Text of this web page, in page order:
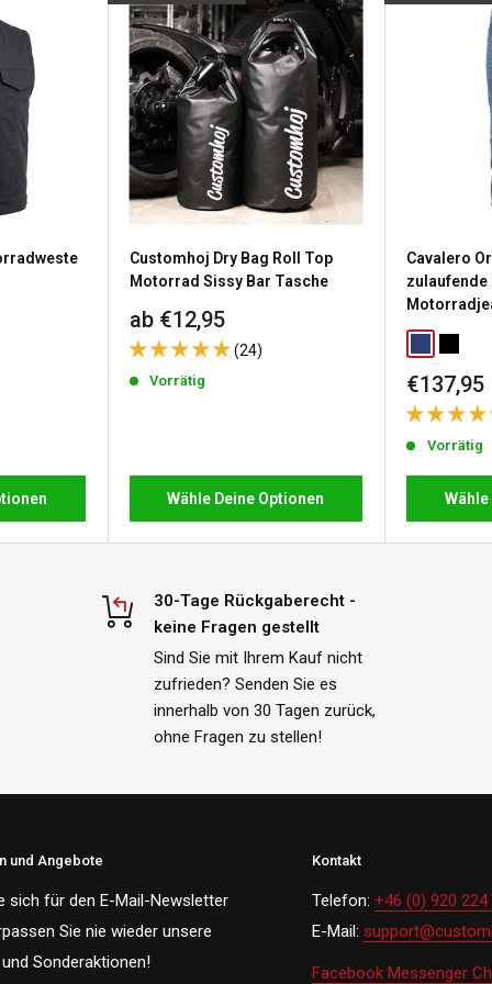
wird.
wird der
auswählen.
sei es, weil Sie eine
haben. Die Kosten für
oder auf
Bedingungen finden Sie
Customhoj Dry Bag Roll Top
Motorrad Sissy Bar Tasche
Sonderpreis
ab €12,95
(24)
Vorrätig
Wähle Deine Optionen
Cavalero
zulaufende
€137,95
Vorrätig
30-Tage Rückgaberecht -
keine Fragen gestellt
Sind Sie mit Ihrem Kauf nicht
zufrieden? Senden Sie es
innerhalb von 30 Tagen zurück,
ohne Fragen zu stellen!
und Angebote
sich für den E-Mail-Newsletter
Sie nie wieder unsere
Sonderaktionen!
Kontakt
Telefon: +46 (0) 920 224
E-Mail:
Facebook Messenger